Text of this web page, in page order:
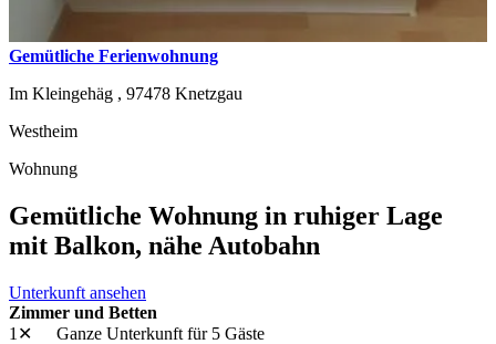
Gemütliche Ferienwohnung
Im Kleingehäg , 97478 Knetzgau
Westheim
Wohnung
Gemütliche Wohnung in ruhiger Lage
mit Balkon, nähe Autobahn
Unterkunft ansehen
Zimmer und Betten
1✕
Ganze Unterkunft für 5 Gäste